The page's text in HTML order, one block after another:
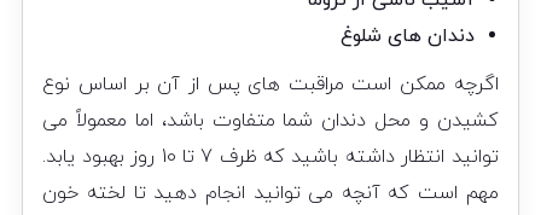
دندان های شلوغ
اگرچه ممکن است مراقبت های پس از آن بر اساس نوع
کشیدن و محل دندان شما متفاوت باشد، اما معمولاً می
توانید انتظار داشته باشید که ظرف 7 تا 10 روز بهبود یابد.
مهم است که آنچه می توانید انجام دهید تا لخته خون